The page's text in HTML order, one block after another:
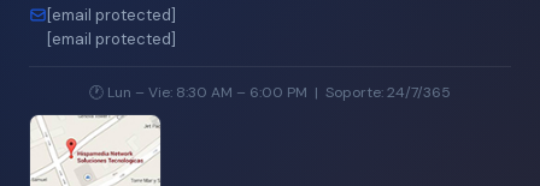
[email protected]
[email protected]
🕐 Lun – Vie: 8:30 AM – 6:00 PM | Soporte: 24/7/365